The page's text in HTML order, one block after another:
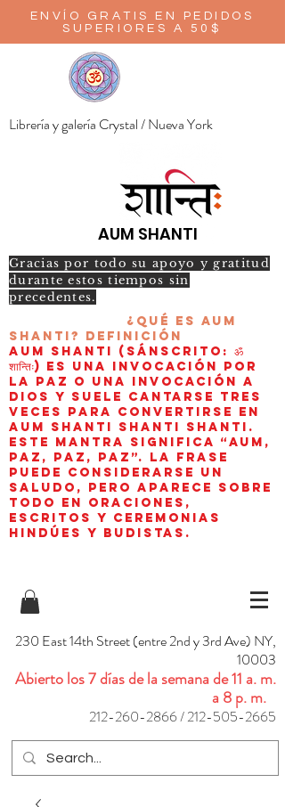
ENVÍO GRATIS EN PEDIDOS
SUPERIORES A 50$
Librería y galería Crystal / Nueva York
AUM SHANTI
Gracias por todo su apoyo y gratitud
durante estos tiempos sin
precedentes.
¿Qué es AUM
Shanti? Definición
AUM Shanti (sánscrito: ॐ
शान्तिः) es una invocación por
la paz o una invocación a
Dios y suele cantarse tres
veces para convertirse en
aum shanti shanti shanti.
Este mantra significa “AUM,
paz, paz, paz”. La frase
puede considerarse un
saludo, pero aparece sobre
todo en oraciones,
escritos y ceremonias
hindúes y budistas.
230 East 14th Street (entre 2nd y 3rd Ave) NY,
10003
Abierto los 7 días de la semana de 11 a. m.
a 8 p. m.
212-260-2866/212-505-2665